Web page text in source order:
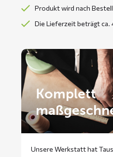
Produkt wird nach
Die Lieferzeit beträgt ca.
Komplett
Unsere Werkstatt hat